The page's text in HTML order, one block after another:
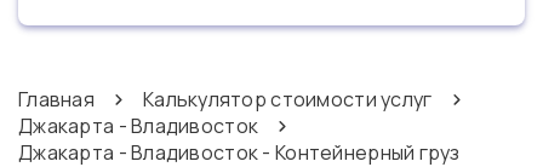
Главная
Калькулятор стоимости услуг
Джакарта - Владивосток
Джакарта - Владивосток - Контейнерный груз